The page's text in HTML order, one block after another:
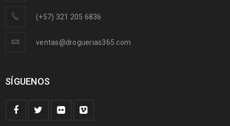
(+57) 321 205 6836
ventas@droguerias365.com
SÍGUENOS